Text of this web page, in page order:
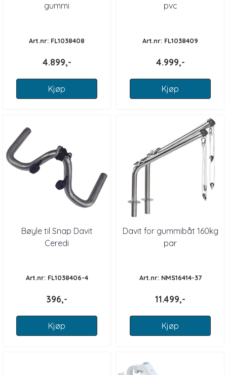
gummi
Art.nr: FL1038408
4.899,-
Kjøp
pvc
Art.nr: FL1038409
4.999,-
Kjøp
Bøyle til Snap Davit
Ceredi
Art.nr: FL1038406-4
396,-
Kjøp
Davit for gummibåt 160kg
par
Art.nr: NMS16414-37
11.499,-
Kjøp